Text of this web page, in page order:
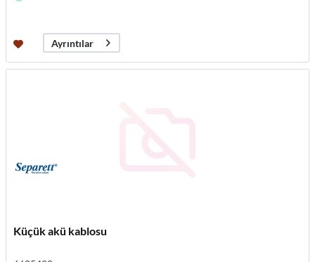
Ayrıntılar
Küçük akü kablosu